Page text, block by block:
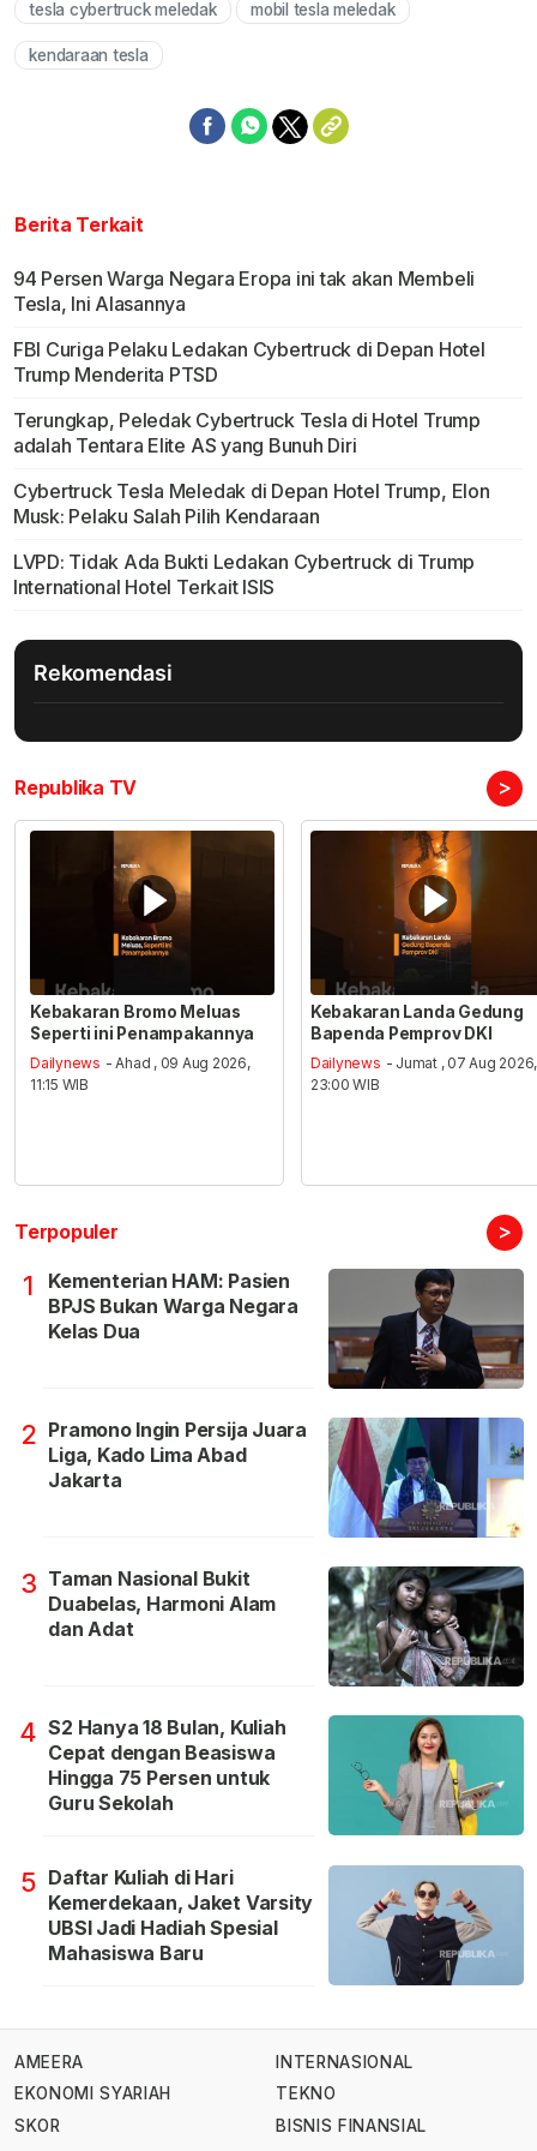
tesla cybertruck meledak mobil tesla meledak
kendaraan tesla
Berita Terkait
94 Persen Warga Negara Eropa ini tak akan Membeli
Tesla, Ini Alasannya
FBI Curiga Pelaku Ledakan Cybertruck di Depan Hotel
Trump Menderita PTSD
Terungkap, Peledak Cybertruck Tesla di Hotel Trump
adalah Tentara Elite AS yang Bunuh Diri
Cybertruck Tesla Meledak di Depan Hotel Trump, Elon
Musk: Pelaku Salah Pilih Kendaraan
LVPD: Tidak Ada Bukti Ledakan Cybertruck di Trump
International Hotel Terkait ISIS
Rekomendasi
Republika TV >
Kebakaran Bromo Meluas
Seperti ini Penampakannya
Dailynews - Ahad , 09 Aug 2026,
11:15 WIB
Kebakaran Landa Gedung
Bapenda Pemprov DKI
Dailynews - Jumat , 07 Aug 2026,
23:00 WIB
Terpopuler >
1
Kementerian HAM: Pasien
BPJS Bukan Warga Negara
Kelas Dua
2 Pramono Ingin Persija Juara
Liga, Kado Lima Abad
Jakarta
3 Taman Nasional Bukit
Duabelas, Harmoni Alam
dan Adat
4 S2 Hanya 18 Bulan, Kuliah
Cepat dengan Beasiswa
Hingga 75 Persen untuk
Guru Sekolah
5 Daftar Kuliah di Hari
Kemerdekaan, Jaket Varsity
UBSI Jadi Hadiah Spesial
Mahasiswa Baru
AMEERA
EKONOMI SYARIAH
SKOR
INTERNASIONAL
TEKNO
BISNIS FINANSIAL